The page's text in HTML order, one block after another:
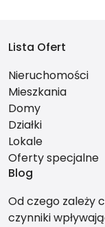
Lista Ofert
Nieruchomości
Mieszkania
Domy
Działki
Lokale
Oferty specjalne
Blog
Od czego zależy
czynniki